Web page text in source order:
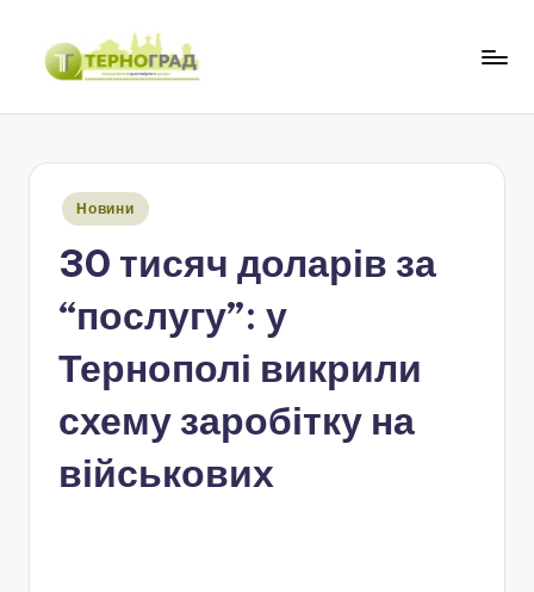
Перейти
Опубліковано
Новини
30 тисяч доларів за
“послугу”: у
Тернополі викрили
схему заробітку на
військових